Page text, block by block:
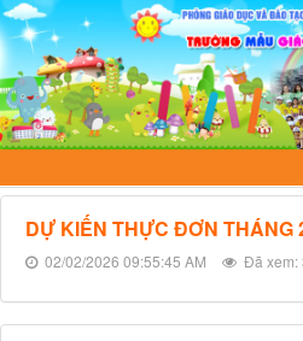
DỰ KIẾN THỰC ĐƠN THÁNG
02/02/2026 09:55:45 AM Đã xem: